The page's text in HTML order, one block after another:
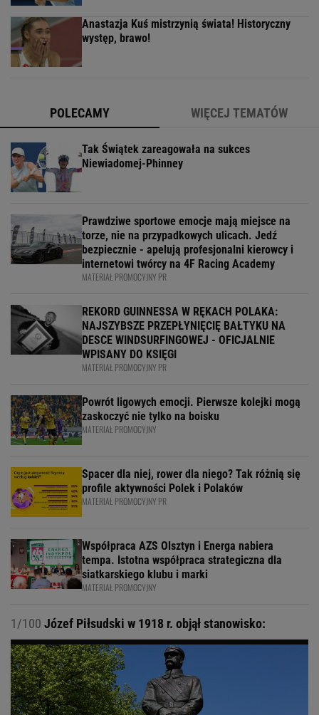
Anastazja Kuś mistrzynią świata! Historyczny
występ, brawo!
POLECAMY WIĘCEJ TEMATÓW
Tak Świątek zareagowała na sukces
Niewiadomej-Phinney
Prawdziwe sportowe emocje mają miejsce na
torze, nie na przypadkowych ulicach. Jedź
bezpiecznie - apelują profesjonalni kierowcy i
internetowi twórcy na 4F Racing Academy
MATERIAŁ PROMOCYJNY PR
REKORD GUINNESSA W RĘKACH POLAKA:
NAJSZYBSZE PRZEPŁYNIĘCIĘ BAŁTYKU NA
DESCE WINDSURFINGOWEJ - OFICJALNIE
WPISANY DO KSIĘGI
MATERIAŁ PROMOCYJNY PR
Powrót ligowych emocji. Pierwsze kolejki mogą
zaskoczyć nie tylko na boisku
MATERIAŁ PROMOCYJNY
Spacer dla niej, rower dla niego? Tak różnią się
profile aktywności Polek i Polaków
MATERIAŁ PROMOCYJNY PR
Współpraca AZS Olsztyn i Energa nabiera
tempa. Istotna współpraca strategiczna dla
siatkarskiego klubu i marki
MATERIAŁ PROMOCYJNY
1/100 Józef Piłsudski w 1918 r. objął stanowisko: